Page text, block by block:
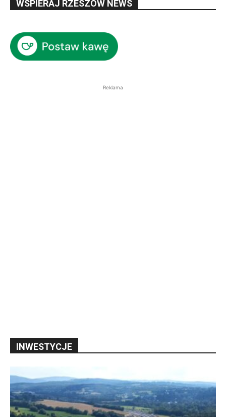
WSPIERAJ RZESZÓW NEWS
Reklama
INWESTYCJE